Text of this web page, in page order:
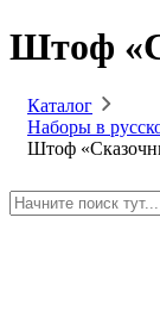
Штоф
Каталог
Наборы в
Штоф